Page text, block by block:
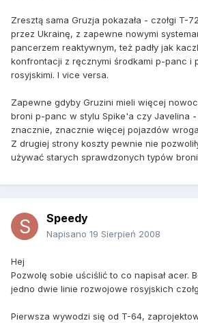
Zresztą sama Gruzja pokazała - czołgi T-
przez Ukrainę, z zapewne nowymi
pancerzem reaktywnym, też padły jak
konfrontacji z ręcznymi środkami p-panc i
rosyjskimi. I vice versa.
Zapewne gdyby Gruzini mieli więcej
broni p-panc w stylu Spike'a czy Javelina
znacznie, znacznie więcej pojazdów
Z drugiej strony koszty pewnie nie
używać starych sprawdzonych typów
Speedy
Napisano 19 Sierpień 2008
Hej
Pozwolę sobie uściślić to co napisał acer.
jedno dwie linie rozwojowe rosyjskich
Pierwsza wywodzi się od T-64,